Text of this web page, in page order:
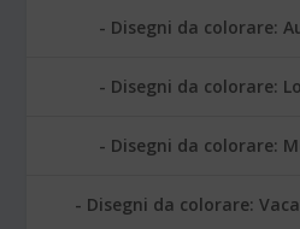
Disegni da colorare:
Disegni da colorare:
Disegni da colorare:
Disegni da colorare: